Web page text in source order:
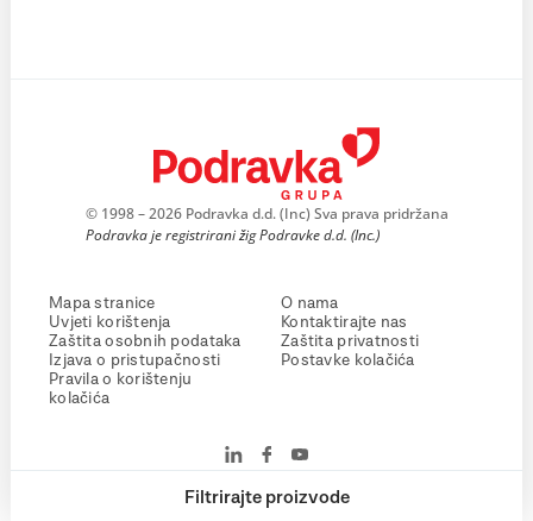
Filtrirajte proizvode
© 1998 – 2026 Podravka d.d. (Inc) Sva prava pridržana
Podravka je registrirani žig Podravke d.d. (Inc.)
Mapa stranice
Uvjeti korištenja
Zaštita osobnih podataka
Izjava o pristupačnosti
Pravila o korištenju
kolačića
O nama
Kontaktirajte nas
Zaštita privatnosti
Postavke kolačića